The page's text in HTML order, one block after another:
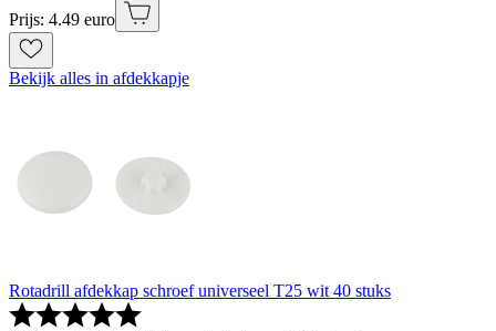
Prijs: 4.49 euro
Bekijk alles in afdekkapje
Rotadrill afdekkap schroef universeel T25 wit 40 stuks